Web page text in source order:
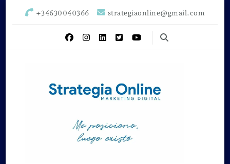
+34630040366 strategiaonline@gmail.com